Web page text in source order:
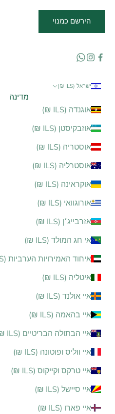
הירשם כמנוי
ישראל (ILS ₪)
מדינה
אוגנדה (ILS ₪)
אוזבקיסטן (ILS ₪)
אוסטריה (ILS ₪)
אוסטרליה (ILS ₪)
אוקראינה (ILS ₪)
אורוגוואי (ILS ₪)
אזרבייג׳ן (ILS ₪)
אי חג המולד (ILS ₪)
איחוד האמירויות הערביות (ILS ₪)
איטליה (ILS ₪)
איי אולנד (ILS ₪)
איי בהאמה (ILS ₪)
איי הבתולה הבריטיים (ILS ₪)
איי ווליס ופוטונה (ILS ₪)
איי טרקס וקייקוס (ILS ₪)
איי סיישל (ILS ₪)
איי פארו (ILS ₪)